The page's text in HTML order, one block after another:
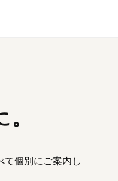
て個別にご案内し